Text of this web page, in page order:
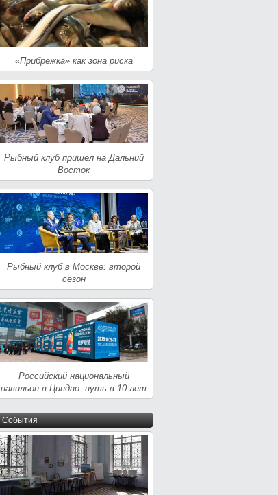
«Прибрежка» как зона риска
Рыбный клуб пришел на Дальний
Восток
Рыбный клуб в Москве: второй
сезон
Российский национальный
павильон в Циндао: путь в 10 лет
События